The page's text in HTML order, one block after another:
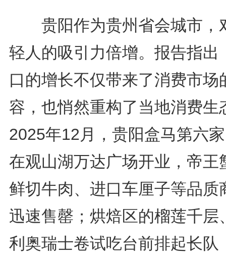
贵阳作为贵州省会城市，
轻人的吸引力倍增。报告指出
口的增长不仅带来了消费市场
容，也悄然重构了当地消费生
2025年12月，贵阳盒马第六
在观山湖万达广场开业，帝王
鲜切牛肉、进口车厘子等品质
迅速售罄；烘焙区的榴莲千层
利奥瑞士卷试吃台前排起长队